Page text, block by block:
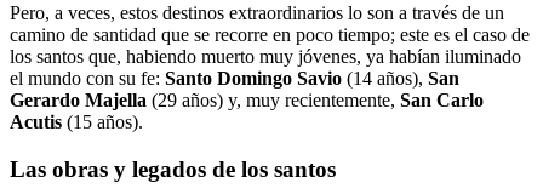
Pero, a veces, estos destinos extraordinarios lo son a través de un
camino de santidad que se recorre en poco tiempo; este es el caso de
los santos que, habiendo muerto muy jóvenes, ya habían iluminado
el mundo con su fe: Santo Domingo Savio (14 años), San
Gerardo Majella (29 años) y, muy recientemente, San Carlo
Acutis (15 años).
Las obras y legados de los santos